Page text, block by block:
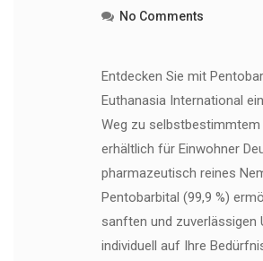
No Comments
Entdecken Sie mit
Euthanasia International
Weg zu selbstbestimmtem
erhältlich für Einwohner
pharmazeutisch reines
Pentobarbital (99,9 %)
sanften und zuverlässigen
individuell auf Ihre